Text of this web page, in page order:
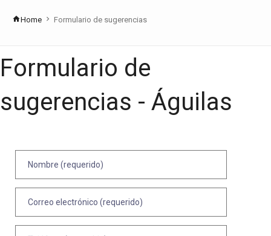
Home Formulario de sugerencias
Formulario de
sugerencias - Águilas